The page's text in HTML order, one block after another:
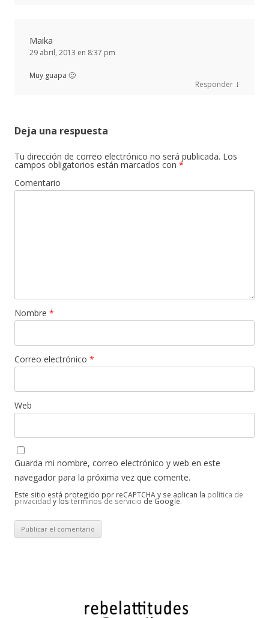
Maika
29 abril, 2013 en 8:37 pm
Muy guapa 🙂
Responder ↓
Deja una respuesta
Tu dirección de correo electrónico no será publicada. Los
campos obligatorios están marcados con *
Comentario
Nombre *
Correo electrónico *
Web
Guarda mi nombre, correo electrónico y web en este
navegador para la próxima vez que comente.
Este sitio está protegido por reCAPTCHA y se aplican la política de
privacidady lostérminos de serviciode Google.